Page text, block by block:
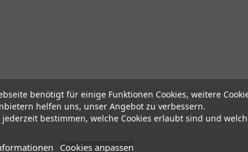
benötigt für einige Funktionen Cookies, weitere
helfen uns, unser Angebot zu verbessern.
jederzeit bestimmen, welche Cookies erlaubt sind und
Cookies anpassen